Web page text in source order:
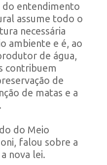
do entendimento
assume todo o
necessária
ambiente e é, ao
de água,
contribuem
de
de matas e a
do Meio
falou sobre a
nova lei.